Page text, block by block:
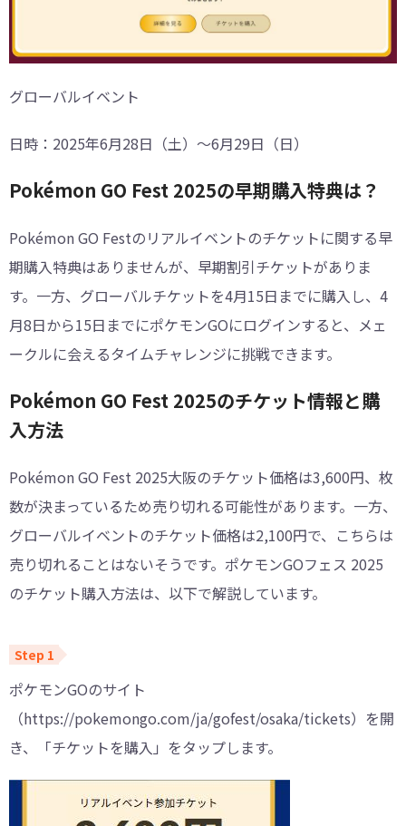
グローバルイベント
日時：2025年6月28日（土）～6月29日（日）
Pokémon GO Fest 2025の早期購入特典は？
Pokémon GO Festのリアルイベントのチケットに関する早
期購入特典はありませんが、早期割引チケットがありま
す。一方、グローバルチケットを4月15日までに購入し、4
月8日から15日までにポケモンGOにログインすると、メェ
ークルに会えるタイムチャレンジに挑戦できます。
Pokémon GO Fest 2025のチケット情報と購
入方法
Pokémon GO Fest 2025大阪のチケット価格は3,600円、枚
数が決まっているため売り切れる可能性があります。一方、
グローバルイベントのチケット価格は2,100円で、こちらは
売り切れることはないそうです。ポケモンGOフェス 2025
のチケット購入方法は、以下で解説しています。
ポケモンGOのサイト
（https://pokemongo.com/ja/gofest/osaka/tickets）を開
き、「チケットを購入」をタップします。